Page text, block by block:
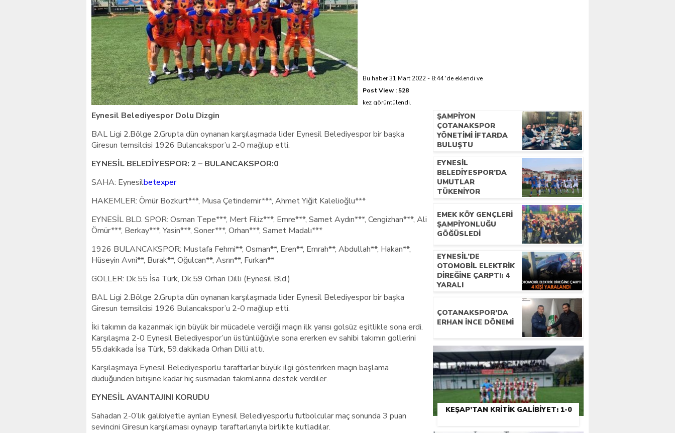
Giresunlu sürücü Orhangazi’de hayatını kaybetti
Bu haber 31 Mart 2022 - 8:44 'de eklendi ve
Post View : 528
kez görüntülendi.
Eynesil Belediyespor Dolu Dizgin
BAL Ligi 2.Bölge 2.Grupta dün oynanan karşılaşmada lider Eynesil Belediyespor bir başka
Giresun temsilcisi 1926 Bulancakspor’u 2-0 mağlup etti.
EYNESİL BELEDİYESPOR: 2 – BULANCAKSPOR:0
SAHA: Eynesilbetexper
HAKEMLER: Ömür Bozkurt***, Musa Çetindemir***, Ahmet Yiğit Kalelioğlu***
EYNESİL BLD. SPOR: Osman Tepe***, Mert Filiz***, Emre***, Samet Aydın***, Cengizhan***, Ali
Ömür***, Berkay***, Yasin***, Soner***, Orhan***, Samet Madalı***
1926 BULANCAKSPOR: Mustafa Fehmi**, Osman**, Eren**, Emrah**, Abdullah**, Hakan**,
Hüseyin Avni**, Burak**, Oğulcan**, Asrın**, Furkan**
GOLLER: Dk.55 İsa Türk, Dk.59 Orhan Dilli (Eynesil Bld.)
BAL Ligi 2.Bölge 2.Grupta dün oynanan karşılaşmada lider Eynesil Belediyespor bir başka
Giresun temsilcisi 1926 Bulancakspor’u 2-0 mağlup etti.
İki takımın da kazanmak için büyük bir mücadele verdiği maçın ilk yarısı golsüz eşitlikle sona erdi.
Karşılaşma 2-0 Eynesil Belediyespor’un üstünlüğüyle sona ererken ev sahibi takımın gollerini
55.dakikada İsa Türk, 59.dakikada Orhan Dilli attı.
Karşılaşmaya Eynesil Belediyesporlu taraftarlar büyük ilgi gösterirken maçın başlama
düdüğünden bitişine kadar hiç susmadan takımlarına destek verdiler.
EYNESİL AVANTAJINI KORUDU
Sahadan 2-0’lık galibiyetle ayrılan Eynesil Belediyesporlu futbolcular maç sonunda 3 puan
sevincini Giresun karşılaması oynayıp taraftarlarıyla birlikte kutladılar.
ŞAMPIYON
ÇOTANAKSPOR
YÖNETIMI İFTARDA
BULUŞTU
EYNESIL
BELEDIYESPOR’DA
UMUTLAR
TÜKENIYOR
EMEK KÖY GENÇLERI
ŞAMPIYONLUĞU
GÖĞÜSLEDI
EYNESIL’DE
OTOMOBIL ELEKTRIK
DIREĞINE ÇARPTI: 4
YARALI
ÇOTANAKSPOR’DA
ERHAN İNCE DÖNEMI
KEŞAP’TAN KRITIK GALIBIYET: 1-0